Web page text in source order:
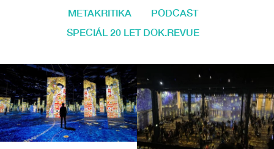
METAKRITIKA
PODCAST
SPECIÁL 20 LET DOK.REVUE